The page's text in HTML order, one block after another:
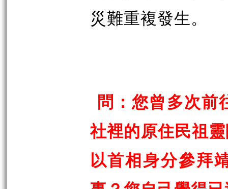
災難重複發生。
問：您曾多次前
社裡的原住民祖
以首相身分參拜